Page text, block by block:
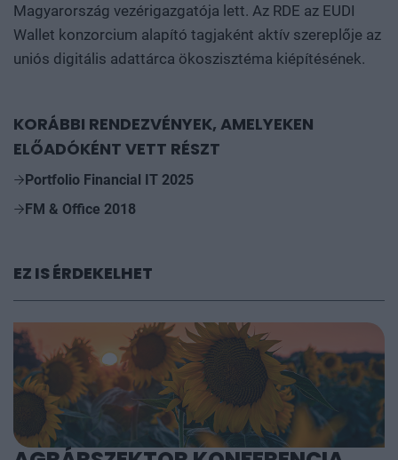
Magyarország vezérigazgatója lett. Az RDE az EUDI
Wallet konzorcium alapító tagjaként aktív szereplője az
uniós digitális adattárca ökoszisztéma kiépítésének.
KORÁBBI RENDEZVÉNYEK, AMELYEKEN
ELŐADÓKÉNT VETT RÉSZT
Portfolio Financial IT 2025
FM & Office 2018
EZ IS ÉRDEKELHET